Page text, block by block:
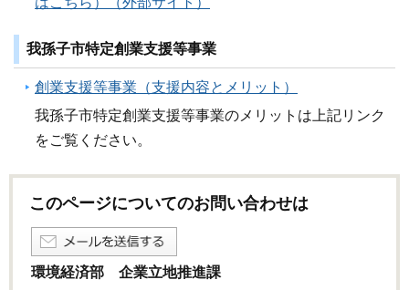
我孫子市特定創業支援等事業
創業支援等事業（支援内容とメリット）
我孫子市特定創業支援等事業のメリットは上記リンク
をご覧ください。
このページについてのお問い合わせは
環境経済部 企業立地推進課